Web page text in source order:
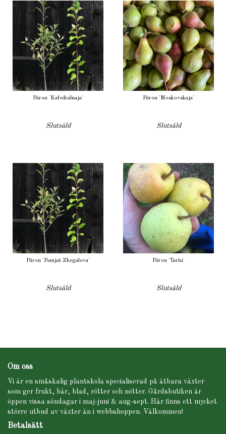
Päron 'Kafedralnaja'
Slutsåld
Päron 'Moskovskaja'
Slutsåld
Päron 'Pamjat Zhegalova'
Slutsåld
Päron 'Tartu'
Slutsåld
Om oss
Vi är en småskalig plantskola specialiserad på ätbara växter
som ger frukt, bär, blad, rötter och nötter. Gårdsbutiken är
öppen vissa söndagar i maj-juni & aug-sept. Här finns ett mycket
större utbud av växter än i webbshoppen. Välkommen!
Betalsätt